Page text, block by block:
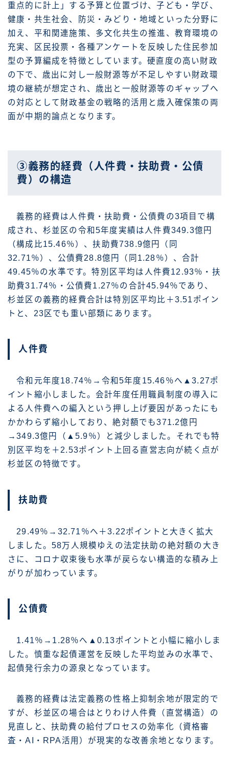
重点的に計上」する予算と位置づけ、子ども・学び、
健康・共生社会、防災・みどり・地域といった分野に
加え、平和関連施策、多文化共生の推進、教育環境の
充実、区民投票・各種アンケートを反映した住民参加
型の予算編成を特徴としています。硬直度の高い財政
の下で、歳出に対し一般財源等が不足しやすい財政環
境の継続が想定され、歳出と一般財源等のギャップへ
の対応として財政基金の戦略的活用と歳入確保策の両
面が中期的論点となります。
③義務的経費（人件費・扶助費・公債
費）の構造
義務的経費は人件費・扶助費・公債費の3項目で構
成され、杉並区の令和5年度実績は人件費349.3億円
（構成比15.46％）、扶助費738.9億円（同
32.71％）、公債費28.8億円（同1.28％）、合計
49.45％の水準です。特別区平均は人件費12.93％・扶
助費31.74％・公債費1.27％の合計45.94％であり、
杉並区の義務的経費合計は特別区平均比＋3.51ポイン
トと、23区でも重い部類にあります。
人件費
令和元年度18.74％→令和5年度15.46％へ▲3.27ポ
イント縮小しました。会計年度任用職員制度の導入に
よる人件費への編入という押し上げ要因があったにも
かかわらず縮小しており、絶対額でも371.2億円
→349.3億円（▲5.9％）と減少しました。それでも特
別区平均を＋2.53ポイント上回る直営志向が続く点が
杉並区の特徴です。
扶助費
29.49％→32.71％へ＋3.22ポイントと大きく拡大
しました。58万人規模ゆえの法定扶助の絶対額の大き
さに、コロナ収束後も水準が戻らない構造的な積み上
がりが加わっています。
公債費
1.41％→1.28％へ▲0.13ポイントと小幅に縮小しま
した。慎重な起債運営を反映した平均並みの水準で、
起債発行余力の源泉となっています。
義務的経費は法定義務の性格上抑制余地が限定的で
すが、杉並区の場合はとりわけ人件費（直営構造）の
見直しと、扶助費の給付プロセスの効率化（資格審
査・AI・RPA活用）が現実的な改善余地となります。